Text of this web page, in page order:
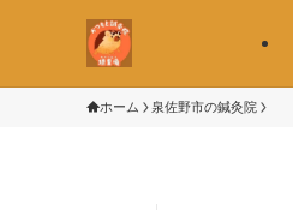
ホーム 泉佐野市の鍼灸院